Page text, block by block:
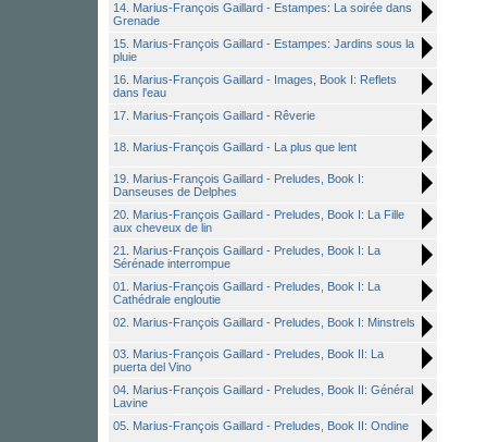
14. Marius-François Gaillard - Estampes: La soirée dans
Grenade
15. Marius-François Gaillard - Estampes: Jardins sous la
pluie
16. Marius-François Gaillard - Images, Book I: Reflets
dans l'eau
17. Marius-François Gaillard - Rêverie
18. Marius-François Gaillard - La plus que lent
19. Marius-François Gaillard - Preludes, Book I:
Danseuses de Delphes
20. Marius-François Gaillard - Preludes, Book I: La Fille
aux cheveux de lin
21. Marius-François Gaillard - Preludes, Book I: La
Sérénade interrompue
01. Marius-François Gaillard - Preludes, Book I: La
Cathédrale engloutie
02. Marius-François Gaillard - Preludes, Book I: Minstrels
03. Marius-François Gaillard - Preludes, Book II: La
puerta del Vino
04. Marius-François Gaillard - Preludes, Book II: Général
Lavine
05. Marius-François Gaillard - Preludes, Book II: Ondine